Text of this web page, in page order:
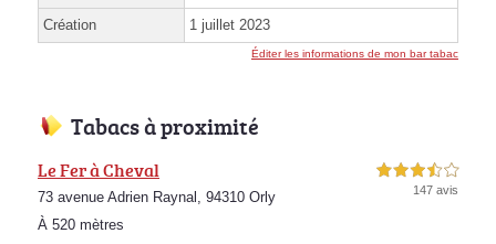
Création 1 juillet 2023
Éditer les informations de mon bar tabac
Tabacs à proximité
Le Fer à Cheval
73 avenue Adrien Raynal, 94310 Orly
À 520 mètres
3,5 étoiles sur 5
147 avis